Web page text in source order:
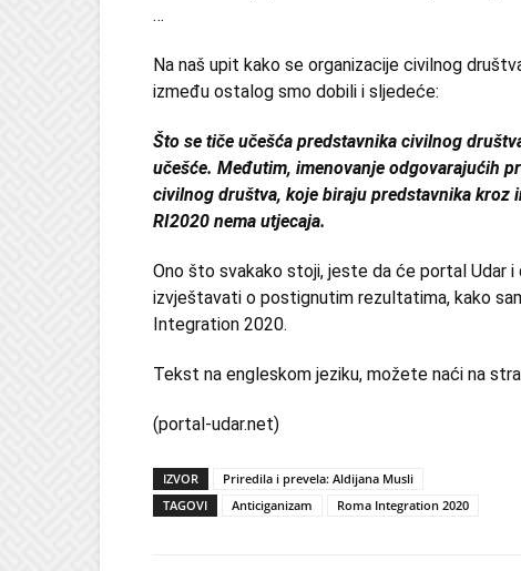
…
Na naš upit kako se organizacije civilnog
između ostalog smo dobili i sljedeće:
Što se tiče učešća predstavnika civilnog
učešće. Međutim, imenovanje odgovarajućih
civilnog društva, koje biraju predstavnika
RI2020 nema utjecaja.
Ono što svakako stoji, jeste da će portal Udar
izvještavati o postignutim rezultatima, kako
Integration 2020.
Tekst na engleskom jeziku, možete naći na
(portal-udar.net)
IZVOR
Priredila i prevela: Aldijana Musli
TAGOVI
Anticiganizam Roma Integration 2020